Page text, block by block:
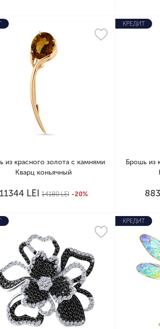
из красного золота с камнями
Кварц коньячный
11344 LEI 14180LEI -20%
КРЕДИТ
Брошь из
КРЕДИТ